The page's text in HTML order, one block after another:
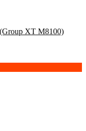
XT M8100)